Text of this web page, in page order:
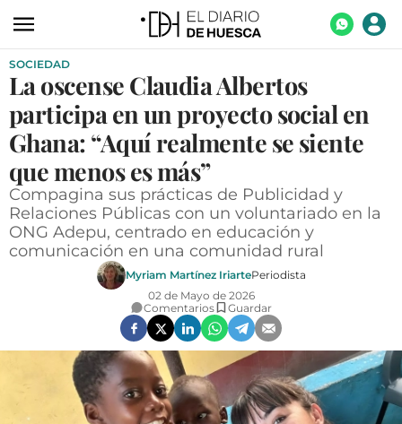
ACTUALIDAD
ECONOMÍA
TECNOLOGÍA
TURISMO
AGROALIMENTACIÓN
DEPORTES
GALERÍAS
SOCIEDAD
La oscense Claudia Albertos
participa en un proyecto social en
Ghana: “Aquí realmente se siente
que menos es más”
Compagina sus prácticas de Publicidad y
Relaciones Públicas con un voluntariado en la
ONG Adepu, centrado en educación y
comunicación en una comunidad rural
Myriam Martínez IriartePeriodista
02 de Mayo de 2026
Comentarios
Guardar